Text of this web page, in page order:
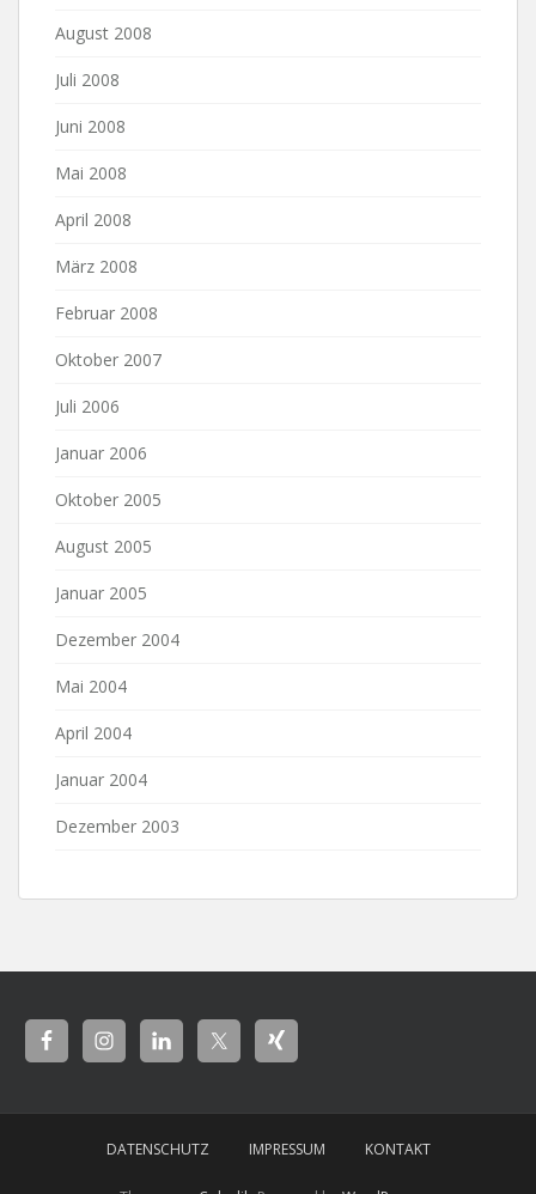
August 2008
Juli 2008
Juni 2008
Mai 2008
April 2008
März 2008
Februar 2008
Oktober 2007
Juli 2006
Januar 2006
Oktober 2005
August 2005
Januar 2005
Dezember 2004
Mai 2004
April 2004
Januar 2004
Dezember 2003
DATENSCHUTZ IMPRESSUM KONTAKT